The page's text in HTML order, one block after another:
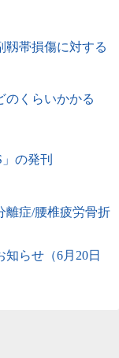
靱帯損傷に対する
くらいかかる
の発刊
症/腰椎疲労骨折
らせ（6月20日